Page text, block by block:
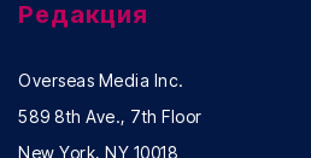
Редакция
Overseas Media Inc.
589 8th Ave., 7th Floor
New York, NY 10018